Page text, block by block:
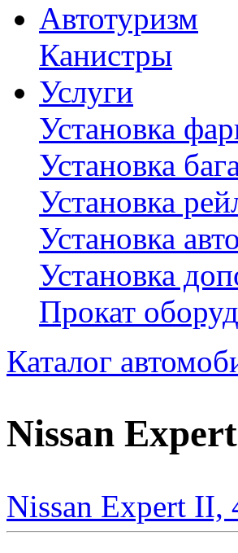
Автотуризм
Канистры
Услуги
Установка
Установка
Установка
Установка
Установка
Прокат
Каталог
Nissan Expert
Nissan Expert II,